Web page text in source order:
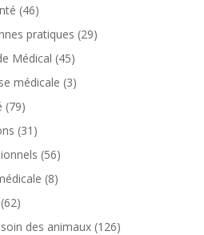
(46)
pratiques (29)
Médical (45)
médicale (3)
(79)
(31)
(56)
(8)
(62)
des animaux(126)